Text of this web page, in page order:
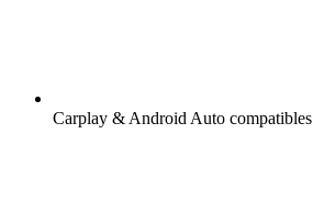
Carplay & Android Auto compatibles